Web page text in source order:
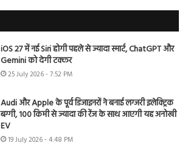
iOS 27 में नई Siri होगी पहले से ज्यादा स्मार्ट, ChatGPT और
Gemini को देगी टक्कर
25 July 2026 - 7:52 PM
Audi और Apple के पूर्व डिजाइनरों ने बनाई लग्जरी इलेक्ट्रिक
बग्गी, 100 किमी से ज्यादा की रेंज के साथ आएगी यह अनोखी
EV
19 July 2026 - 4:48 PM